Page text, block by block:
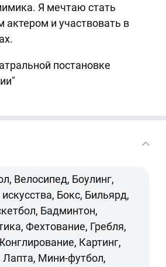
Я мечтаю стать
актером и участвовать в
постановке
Велосипед, Боулинг,
Бокс, Бильярд,
Бадминтон,
Фехтование, Гребля,
Картинг,
Лапта, Мини-футбол,